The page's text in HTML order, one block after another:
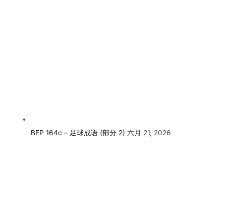
BEP 164c – 足球成语 (部分 2) 六月 21, 2026